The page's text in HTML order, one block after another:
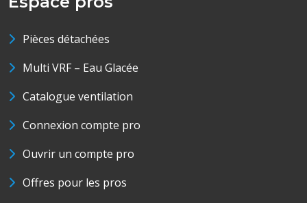
Pièces détachées
Multi VRF – Eau Glacée
Catalogue ventilation
Connexion compte pro
Ouvrir un compte pro
Offres pour les pros